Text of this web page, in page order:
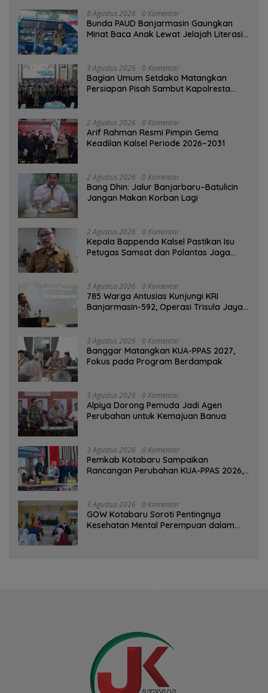
8 Agustus 2026 0 Komentar
Bunda PAUD Banjarmasin Gaungkan
Minat Baca Anak Lewat Jelajah Literasi
3 Agustus 2026 0 Komentar
Bagian Umum Setdako Matangkan
Persiapan Pisah Sambut Kapolresta
2 Agustus 2026 0 Komentar
Arif Rahman Resmi Pimpin Gema
Keadilan Kalsel Periode 2026–2031
2 Agustus 2026 0 Komentar
Bang Dhin: Jalur Banjarbaru–Batulicin
Jangan Makan Korban Lagi
2 Agustus 2026 0 Komentar
Kepala Bappenda Kalsel Pastikan Isu
Petugas Samsat dan Polantas Jaga
3 Agustus 2026 0 Komentar
785 Warga Antusias Kunjungi KRI
Banjarmasin-592, Operasi Trisula Jaya
3 Agustus 2026 0 Komentar
‎Banggar Matangkan KUA-PPAS 2027,
Fokus pada Program Berdampak
3 Agustus 2026 0 Komentar
‎Alpiya Dorong Pemuda Jadi Agen
Perubahan untuk Kemajuan Banua ‎
3 Agustus 2026 0 Komentar
Pemkab Kotabaru Sampaikan
Rancangan Perubahan KUA-PPAS 2026,
3 Agustus 2026 0 Komentar
GOW Kotabaru Soroti Pentingnya
Kesehatan Mental Perempuan dalam